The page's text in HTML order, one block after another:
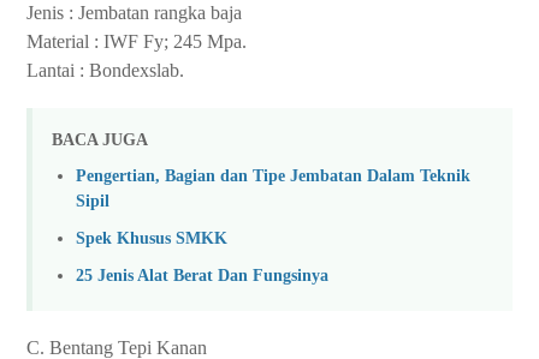
Jenis : Jembatan rangka baja
Material : IWF Fy; 245 Mpa.
Lantai : Bondexslab.
BACA JUGA
Pengertian, Bagian dan Tipe Jembatan Dalam Teknik
Sipil
Spek Khusus SMKK
25 Jenis Alat Berat Dan Fungsinya
C. Bentang Tepi Kanan